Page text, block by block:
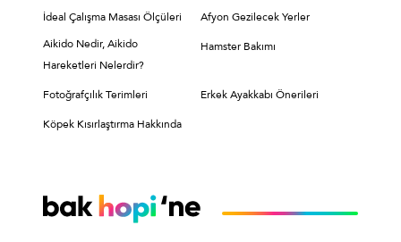
İdeal Çalışma Masası Ölçüleri
Afyon Gezilecek Yerler
Aikido Nedir, Aikido
Hareketleri Nelerdir?
Hamster Bakımı
Fotoğrafçılık Terimleri Erkek Ayakkabı Önerileri
Köpek Kısırlaştırma Hakkında